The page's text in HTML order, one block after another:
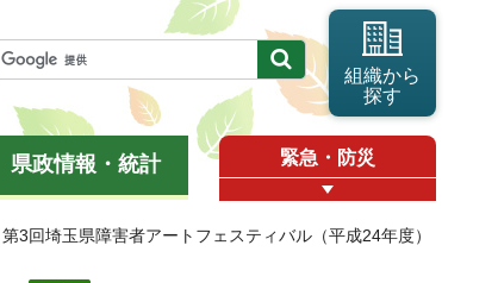
組織から
探す
県政情報・統計 緊急・防災
3回埼玉県障害者アートフェスティバル（平成24年度）